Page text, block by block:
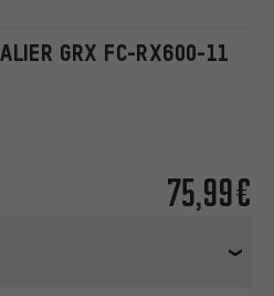
GRX FC-RX600-11
75,99€